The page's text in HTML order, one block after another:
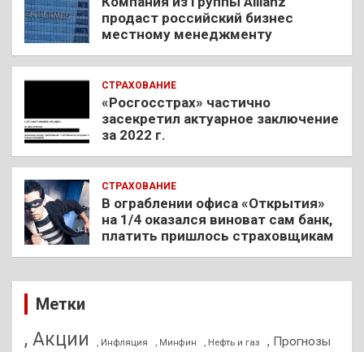
продаст российский бизнес
местному менеджменту
СТРАХОВАНИЕ
«Росгосстрах» частично
засекретил актуарное заключение
за 2022 г.
СТРАХОВАНИЕ
В ограблении офиса «Открытия»
на 1/4 оказался виноват сам банк,
платить пришлось страховщикам
Метки
, Акции , Инфляция , Минфин , Нефть и газ , Прогнозы